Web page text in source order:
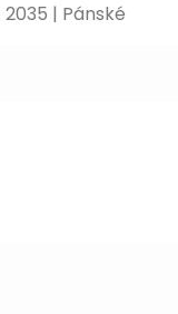
| Pánské